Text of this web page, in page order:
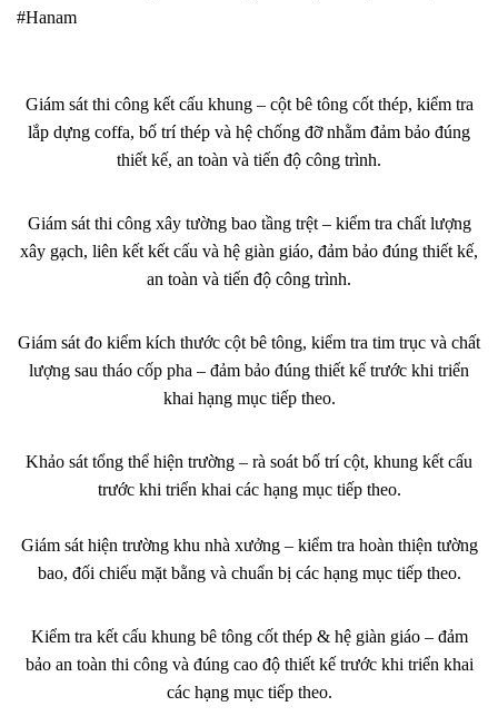
#Hanam
Giám sát thi công kết cấu khung – cột bê tông cốt thép, kiểm tra
lắp dựng coffa, bố trí thép và hệ chống đỡ nhằm đảm bảo đúng
thiết kế, an toàn và tiến độ công trình.
Giám sát thi công xây tường bao tầng trệt – kiểm tra chất lượng
xây gạch, liên kết kết cấu và hệ giàn giáo, đảm bảo đúng thiết kế,
an toàn và tiến độ công trình.
Giám sát đo kiểm kích thước cột bê tông, kiểm tra tim trục và chất
lượng sau tháo cốp pha – đảm bảo đúng thiết kế trước khi triển
khai hạng mục tiếp theo.
Khảo sát tổng thể hiện trường – rà soát bố trí cột, khung kết cấu
trước khi triển khai các hạng mục tiếp theo.
Giám sát hiện trường khu nhà xưởng – kiểm tra hoàn thiện tường
bao, đối chiếu mặt bằng và chuẩn bị các hạng mục tiếp theo.
Kiểm tra kết cấu khung bê tông cốt thép & hệ giàn giáo – đảm
bảo an toàn thi công và đúng cao độ thiết kế trước khi triển khai
các hạng mục tiếp theo.